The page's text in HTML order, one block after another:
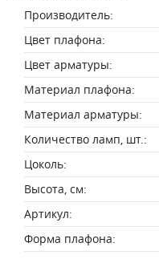
Производитель:
Цвет плафона:
Цвет арматуры:
Материал плафона:
Материал арматуры:
Количество ламп, шт.:
Цоколь:
Высота, см:
Артикул:
Форма плафона: